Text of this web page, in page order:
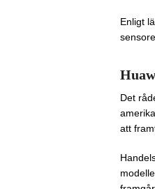
Enligt
Det
att